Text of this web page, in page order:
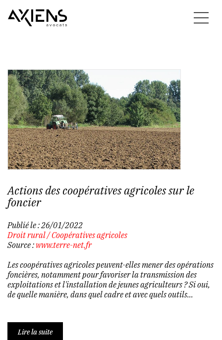
Actions des coopératives agricoles sur le
foncier
Publié le :26/01/2022
Droit rural/Coopératives agricoles
Source : www.terre-net.fr
Les coopératives agricoles peuvent-elles mener des opérations
foncières, notamment pour favoriser la transmission des
exploitations et l'installation de jeunes agriculteurs ? Si oui,
de quelle manière, dans quel cadre et avec quels outils...
Lire la suite